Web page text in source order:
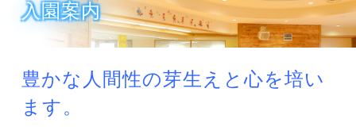
入園案内
豊かな人間性の芽生えと心を培い
ます。